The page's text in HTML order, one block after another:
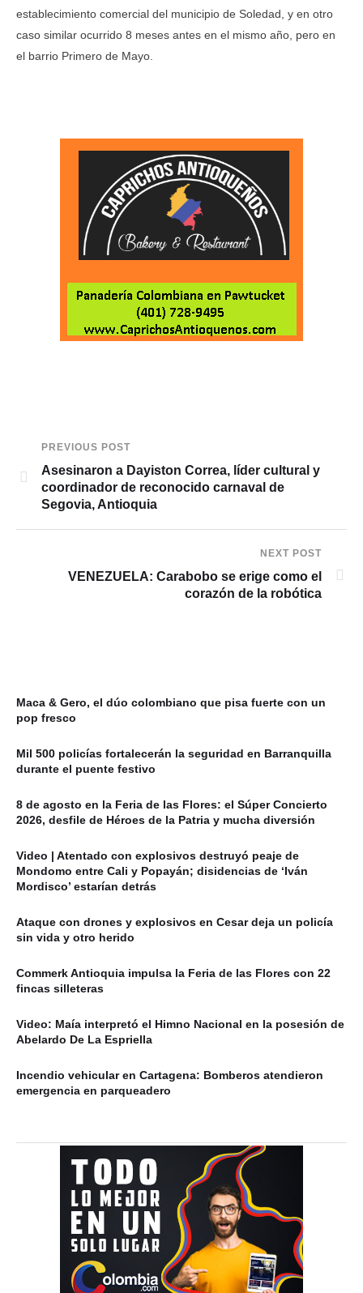
establecimiento comercial del municipio de Soledad, y en otro
caso similar ocurrido 8 meses antes en el mismo año, pero en
el barrio Primero de Mayo.
PREVIOUS POST
Asesinaron a Dayiston Correa, líder cultural y
coordinador de reconocido carnaval de
Segovia, Antioquia
NEXT POST
VENEZUELA: Carabobo se erige como el
corazón de la robótica
Maca & Gero, el dúo colombiano que pisa fuerte con un
pop fresco
Mil 500 policías fortalecerán la seguridad en Barranquilla
durante el puente festivo
8 de agosto en la Feria de las Flores: el Súper Concierto
2026, desfile de Héroes de la Patria y mucha diversión
Video | Atentado con explosivos destruyó peaje de
Mondomo entre Cali y Popayán; disidencias de ‘Iván
Mordisco’ estarían detrás
Ataque con drones y explosivos en Cesar deja un policía
sin vida y otro herido
Commerk Antioquia impulsa la Feria de las Flores con 22
fincas silleteras
Video: Maía interpretó el Himno Nacional en la posesión de
Abelardo De La Espriella
Incendio vehicular en Cartagena: Bomberos atendieron
emergencia en parqueadero